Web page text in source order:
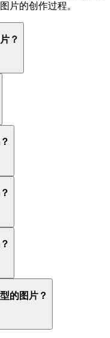
片的创作过程。
？
的图片？